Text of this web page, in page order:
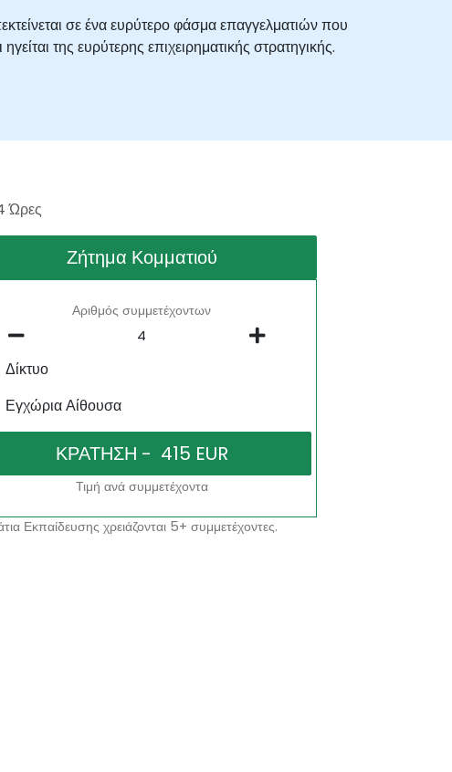
σε ένα ευρύτερο φάσμα επαγγελματιών που
της ευρύτερης επιχειρηματικής στρατηγικής.
Ώρες
Ζήτημα Κομματιού
Αριθμός συμμετέχοντων
Δίκτυο
Εγχώρια Αίθουσα
Τιμή ανά συμμετέχοντα
Εκπαίδευσης χρειάζονται 5+ συμμετέχοντες.